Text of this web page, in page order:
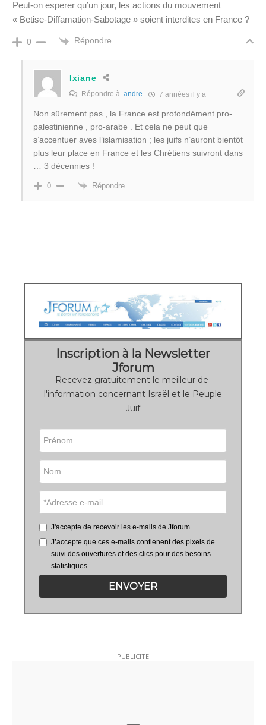
Peut-on esperer qu’un jour, les actions du mouvement
« Betise-Diffamation-Sabotage » soient interdites en France ?
0 Répondre
Ixiane
Répondre à andre 7 années il y a
Non sûrement pas , la France est profondément pro-
palestinienne , pro-arabe . Et cela ne peut que
s’accentuer aves l’islamisation ; les juifs n’auront bientôt
plus leur place en France et les Chrétiens suivront dans
… 3 décennies !
0 Répondre
Inscription à la Newsletter
Jforum
Recevez gratuitement le meilleur de
l'information concernant Israël et le Peuple
Juif
J'accepte de recevoir les e-mails de Jforum
J’accepte que ces e-mails contienent des pixels de
suivi des ouvertures et des clics pour des besoins
statistiques
ENVOYER